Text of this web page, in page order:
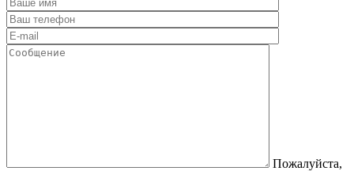
Пожалуйста,